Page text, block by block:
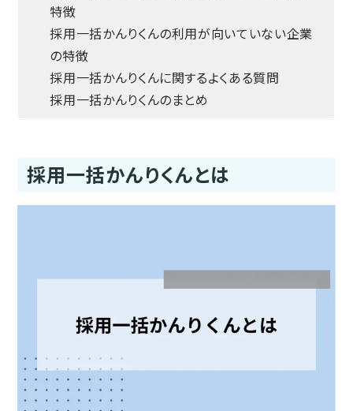
特徴
採用一括かんりくんの利用が向いていない企業
の特徴
採用一括かんりくんに関するよくある質問
採用一括かんりくんのまとめ
採用一括かんりくんとは